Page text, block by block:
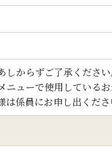
しからずご了承くださ
ューで使用している
は係員にお申し出くだ